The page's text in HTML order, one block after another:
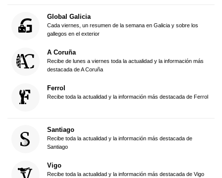
Global Galicia
Cada viernes, un resumen de la semana en Galicia y sobre los
gallegos en el exterior
A Coruña
Recibe de lunes a viernes toda la actualidad y la información más
destacada de A Coruña
Ferrol
Recibe toda la actualidad y la información más destacada de Ferrol
Santiago
Recibe toda la actualidad y la información más destacada de
Santiago
Vigo
Recibe toda la actualidad y la información más destacada de Vigo